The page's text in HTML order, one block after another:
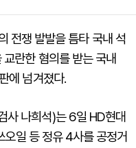
전쟁 발발을 틈타 국내 석
란한 혐의를 받는 국내
에 넘겨졌다.
사 나희석)는 6일 HD현대
일 등 정유 4사를 공정거